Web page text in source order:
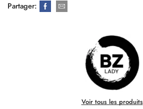
Partager:
Voir tous les produits